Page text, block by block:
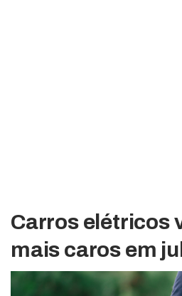
Carros elétricos
mais caros em